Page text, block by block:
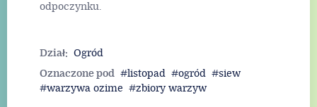
odpoczynku.
Dział: Ogród
Oznaczone pod
listopad ogród
siew
warzywa ozime
zbiory warzyw